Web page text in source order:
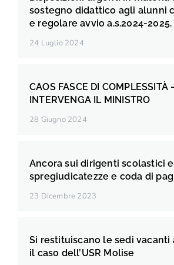
sostegno didattico agli alunni
e regolare avvio a.s.2024-2025.
24 Luglio 2024
CAOS FASCE DI COMPLESSITÀ
INTERVENGA IL MINISTRO
28 Giugno 2024
Ancora sui dirigenti scolastici
spregiudicatezze e coda di
23 Dicembre 2023
Si restituiscano le sedi vacanti
il caso dell’USR Molise